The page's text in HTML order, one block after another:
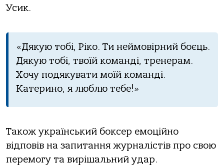
Усик.
«Дякую тобі, Ріко. Ти неймовірний боєць.
Дякую тобі, твоїй команді, тренерам.
Хочу подякувати моїй команді.
Катерино, я люблю тебе!»
Також український боксер емоційно
відповів на запитання журналістів про свою
перемогу та вирішальний удар.